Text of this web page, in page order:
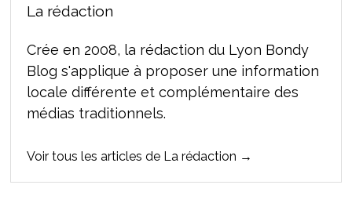
La rédaction
Crée en 2008, la rédaction du Lyon Bondy
Blog s'applique à proposer une information
locale différente et complémentaire des
médias traditionnels.
Voir tous les articles de La rédaction →